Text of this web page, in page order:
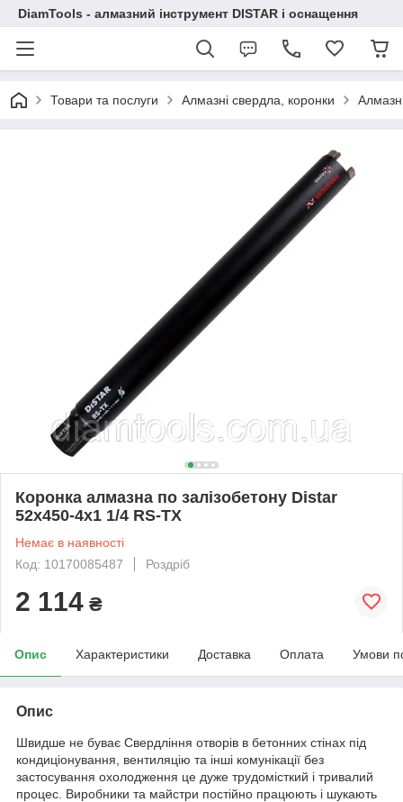
DiamTools - алмазний інструмент DISTAR і оснащення
Товари та послуги Алмазні свердла, коронки
Коронка алмазна по залізобетону Distar
52x450-4x1 1/4 RS-TX
Немає в наявності
Код: 10170085487
Роздріб
2 114 ₴
Опис Характеристики Доставка Оплата Умови
Опис
Швидше не буває Свердління отворів в бетонних стінах під
кондиціонування, вентиляцію та інші комунікації без
застосування охолодження це дуже трудомісткий і тривалий
процес. Виробники та майстри постійно працюють і шукають